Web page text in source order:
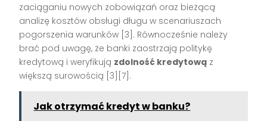
zaciąganiu nowych zobowiązań oraz bieżącą
analizę kosztów obsługi długu w scenariuszach
pogorszenia warunków [3]. Równocześnie należy
brać pod uwagę, że banki zaostrzają politykę
kredytową i weryfikują zdolność kredytową z
większą surowością [3][7].
Jak otrzymać kredyt w banku?